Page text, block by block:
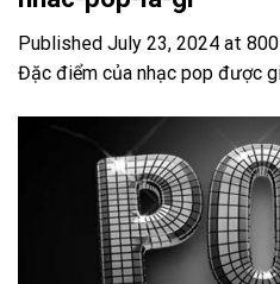
Published July 23, 2024 at
Đặc điểm của nhạc pop được